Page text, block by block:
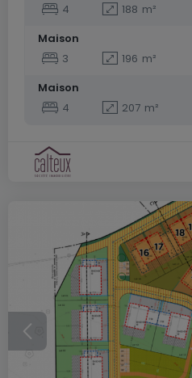
4
188 m²
Maison
3
196 m²
Maison
4
207 m²